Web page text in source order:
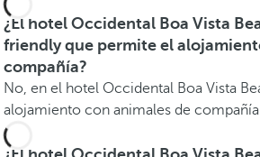
¿El hotel Occidental Boa Vista
friendly que permite el
compañía?
No, en el hotel Occidental Boa Vista
alojamiento con animales de